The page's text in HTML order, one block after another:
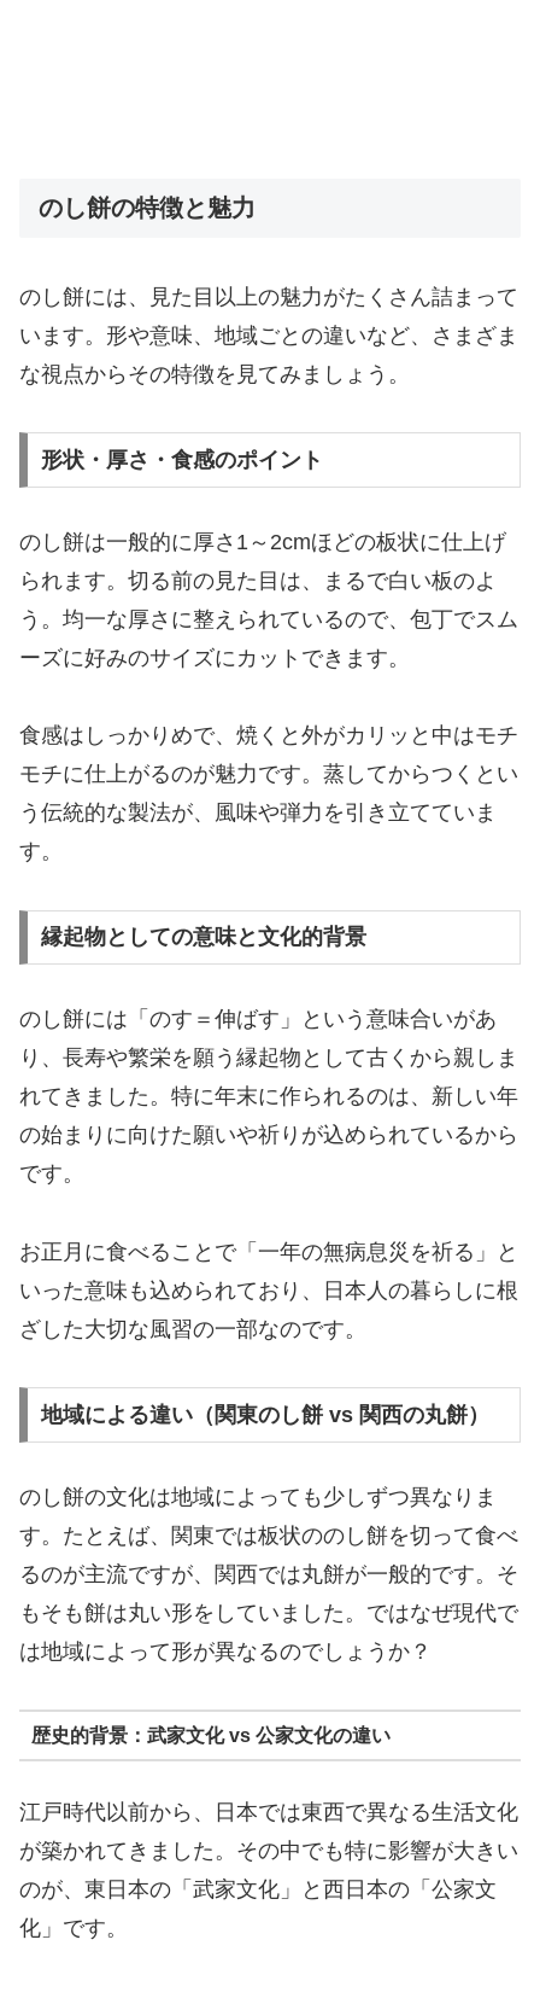
のし餅の特徴と魅力
のし餅には、見た目以上の魅力がたくさん詰まって
います。形や意味、地域ごとの違いなど、さまざま
な視点からその特徴を見てみましょう。
形状・厚さ・食感のポイント
のし餅は一般的に厚さ1～2cmほどの板状に仕上げ
られます。切る前の見た目は、まるで白い板のよ
う。均一な厚さに整えられているので、包丁でスム
ーズに好みのサイズにカットできます。
食感はしっかりめで、焼くと外がカリッと中はモチ
モチに仕上がるのが魅力です。蒸してからつくとい
う伝統的な製法が、風味や弾力を引き立てていま
す。
縁起物としての意味と文化的背景
のし餅には「のす＝伸ばす」という意味合いがあ
り、長寿や繁栄を願う縁起物として古くから親しま
れてきました。特に年末に作られるのは、新しい年
の始まりに向けた願いや祈りが込められているから
です。
お正月に食べることで「一年の無病息災を祈る」と
いった意味も込められており、日本人の暮らしに根
ざした大切な風習の一部なのです。
地域による違い（関東のし餅 vs 関西の丸餅）
のし餅の文化は地域によっても少しずつ異なりま
す。たとえば、関東では板状ののし餅を切って食べ
るのが主流ですが、関西では丸餅が一般的です。そ
もそも餅は丸い形をしていました。ではなぜ現代で
は地域によって形が異なるのでしょうか？
歴史的背景：武家文化 vs 公家文化の違い
江戸時代以前から、日本では東西で異なる生活文化
が築かれてきました。その中でも特に影響が大きい
のが、東日本の「武家文化」と西日本の「公家文
化」です。